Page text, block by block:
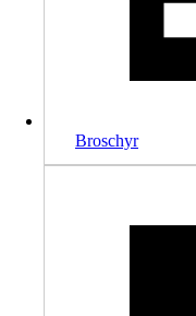
Broschyr